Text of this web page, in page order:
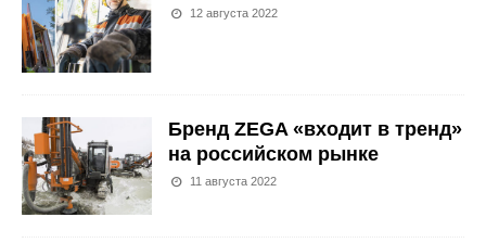
12 августа 2022
Бренд ZEGA «входит в тренд»
на российском рынке
11 августа 2022